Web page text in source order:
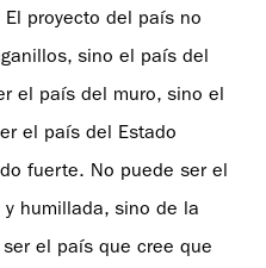
proyecto del país no
sino el país del
el país del muro, sino el
el país del Estado
fuerte. No puede ser el
humillada, sino de la
el país que cree que